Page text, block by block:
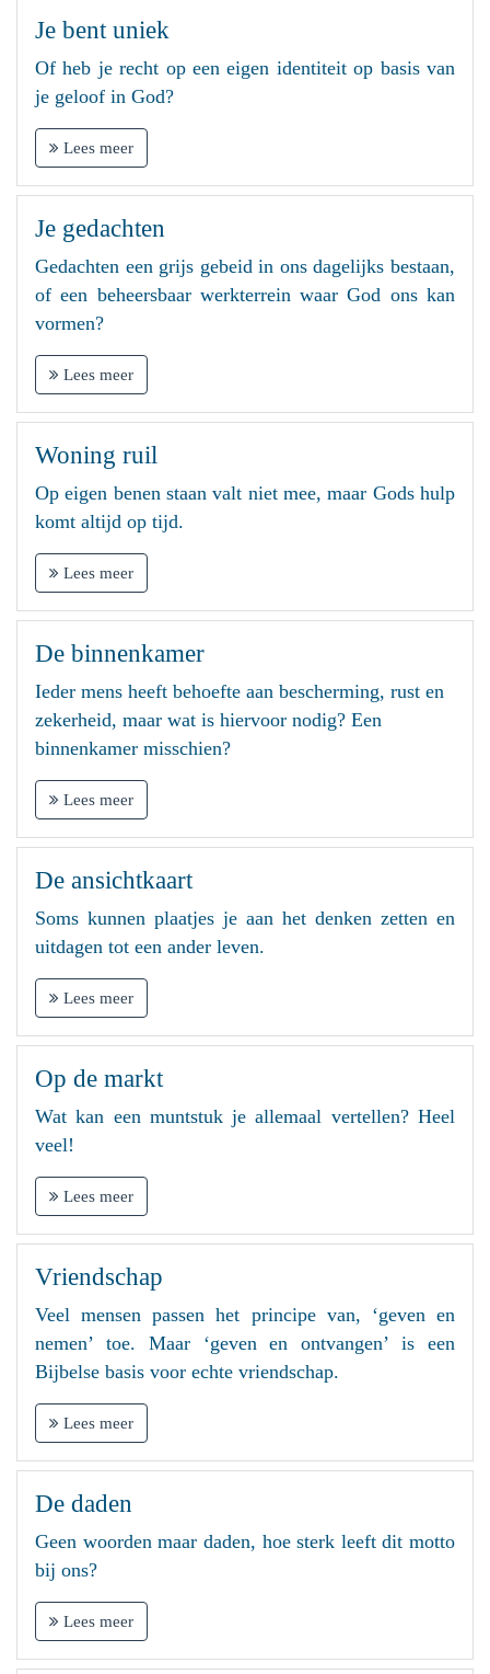
Je bent uniek
Of heb je recht op een eigen identiteit op basis van
je geloof in God?
Lees meer
Je gedachten
Gedachten een grijs gebeid in ons dagelijks bestaan,
of een beheersbaar werkterrein waar God ons kan
vormen?
Lees meer
Woning ruil
Op eigen benen staan valt niet mee, maar Gods hulp
komt altijd op tijd.
Lees meer
De binnenkamer
Ieder mens heeft behoefte aan bescherming, rust en
zekerheid, maar wat is hiervoor nodig? Een
binnenkamer misschien?
Lees meer
De ansichtkaart
Soms kunnen plaatjes je aan het denken zetten en
uitdagen tot een ander leven.
Lees meer
Op de markt
Wat kan een muntstuk je allemaal vertellen? Heel
veel!
Lees meer
Vriendschap
Veel mensen passen het principe van, ‘geven en
nemen’ toe. Maar ‘geven en ontvangen’ is een
Bijbelse basis voor echte vriendschap.
Lees meer
De daden
Geen woorden maar daden, hoe sterk leeft dit motto
bij ons?
Lees meer